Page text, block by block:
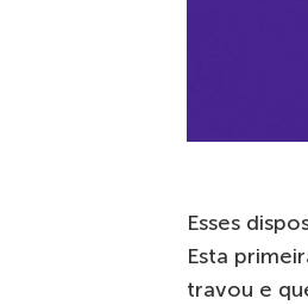
Esses
Esta
travou e